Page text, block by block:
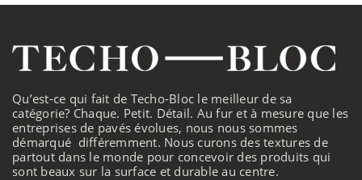
Qu’est-ce qui fait de Techo-Bloc le meilleur de sa
catégorie? Chaque. Petit. Détail. Au fur et à mesure que les
entreprises de pavés évolues, nous nous sommes
démarqué différemment. Nous curons des textures de
partout dans le monde pour concevoir des produits qui
sont beaux sur la surface et durable au centre.